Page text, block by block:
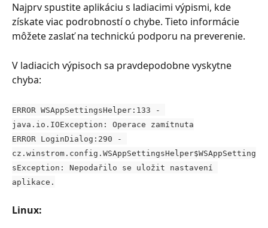
Najprv spustite aplikáciu s ladiacimi výpismi, kde
získate viac podrobností o chybe. Tieto informácie
môžete zaslať na technickú podporu na preverenie.
V ladiacich výpisoch sa pravdepodobne vyskytne
chyba:
ERROR WSAppSettingsHelper:133 -
java.io.IOException: Operace zamítnuta
ERROR LoginDialog:290 -
cz.winstrom.config.WSAppSettingsHelper$WSAppSetting
sException: Nepodařilo se uložit nastavení
aplikace.
Linux: